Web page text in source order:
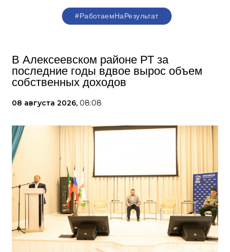
#РаботаемНаРезультат
В Алексеевском районе РТ за
последние годы вдвое вырос объем
собственных доходов
08 августа 2026, 08:08